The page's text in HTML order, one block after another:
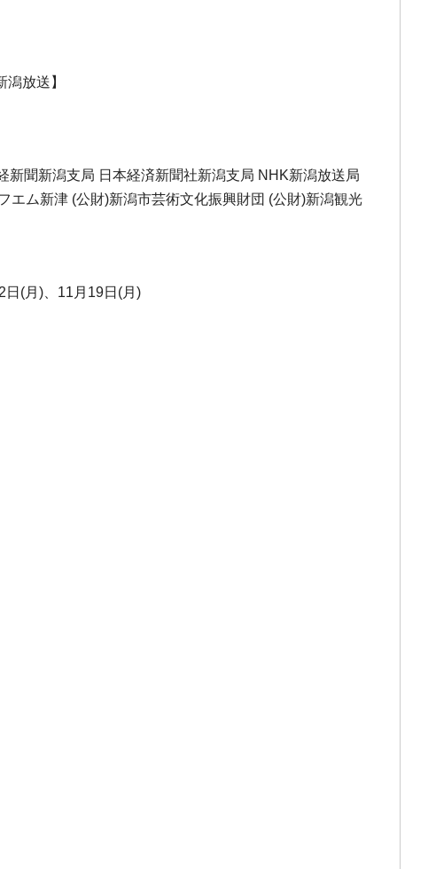
放送】
聞新潟支局 日本経済新聞社新潟支局 NHK新潟放送局
エム新津 (公財)新潟市芸術文化振興財団 (公財)新潟観光
日(月)、11月19日(月)